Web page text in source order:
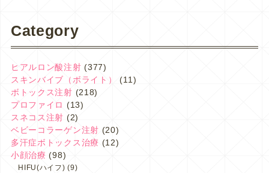
Category
ヒアルロン酸注射 (377)
スキンバイブ（ボライト）
(11)
ボトックス注射 (218)
プロファイロ (13)
スネコス注射 (2)
ベビーコラーゲン注射 (20)
多汗症ボトックス治療 (12)
小顔治療 (98)
HIFU(ハイフ) (9)